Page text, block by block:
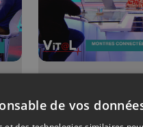
Montres
de vos